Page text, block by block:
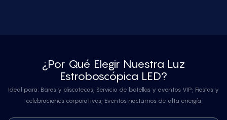
¿Por Qué Elegir Nuestra Luz
Estroboscópica LED?
Ideal para: Bares y discotecas; Servicio de botellas y eventos VIP; Fiestas y
celebraciones corporativas; Eventos nocturnos de alta energía